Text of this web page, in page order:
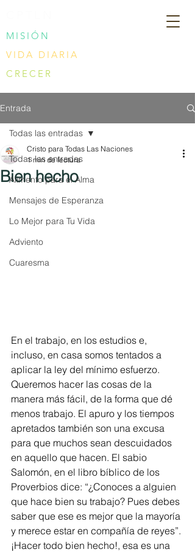
MISIÓN
VIDA DIARIA
CRECER
Entrada
Todas las entradas
Alimento para el Alma
Mensajes de Esperanza
Lo Mejor para Tu Vida
Adviento
Cuaresma
Todas las entradas
Bien hecho
Cristo para Todas Las Naciones
1 min de lectura
En el trabajo, en los estudios e,
incluso, en casa somos tentados a
aplicar la ley del mínimo esfuerzo.
Queremos hacer las cosas de la
manera más fácil, de la forma que dé
menos trabajo. El apuro y los tiempos
apretados también son una excusa
para que muchos sean descuidados
en aquello que hacen. El sabio
Salomón, en el libro bíblico de los
Proverbios dice: “¿Conoces a alguien
que hace bien su trabajo? Pues debes
saber que ese es mejor que la mayoría
y merece estar en compañía de reyes”.
¡Hacer todo bien hecho!, esa es una